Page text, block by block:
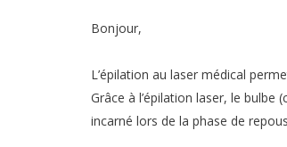
Bonjour,
L’épilation au laser médical
Grâce à l’épilation laser, le
incarné lors de la phase de